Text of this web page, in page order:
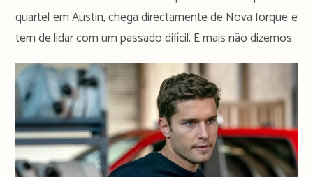
quartel em Austin, chega directamente de Nova Iorque e
tem de lidar com um passado difícil. E mais não dizemos.